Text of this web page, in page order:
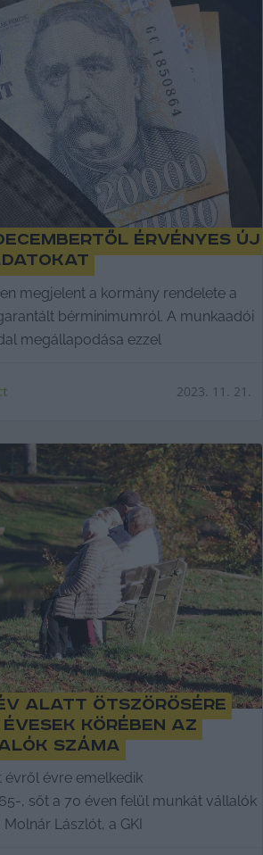
érvényes új
megjelent a kormány rendelete a
bérminimumról. A munkaadói
megállapodása ezzel
2023. 11. 21.
év alatt ötszörösére
körében az
száma
évről évre emelkedik
, sőt a 70 éven felül munkát vállalók
Lászlót, a GKI